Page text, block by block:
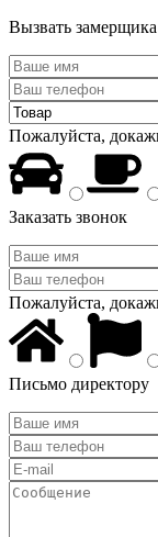
Вызвать замерщика
Пожалуйста,
Заказать звонок
Пожалуйста,
Письмо директору